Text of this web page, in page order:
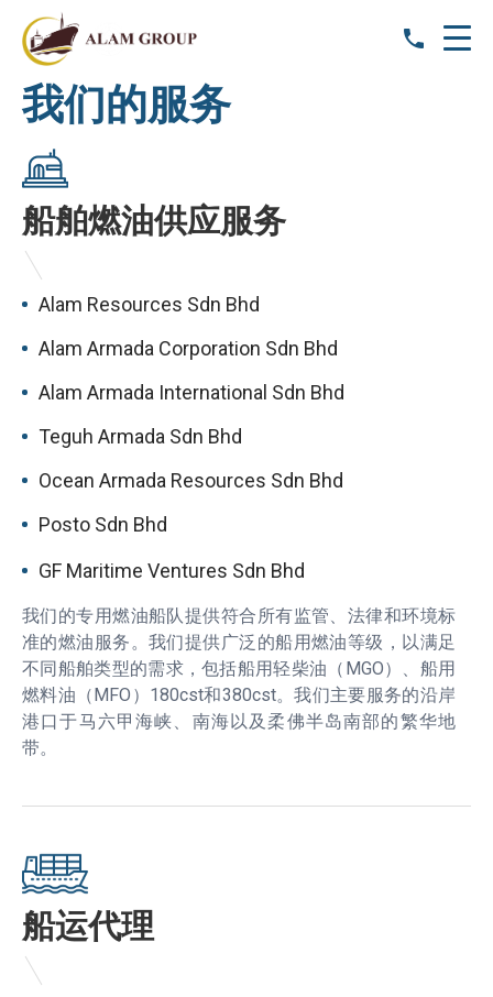
我们的服务
船舶燃油供应服务
Alam Resources Sdn Bhd
Alam Armada Corporation Sdn Bhd
Alam Armada International Sdn Bhd
Teguh Armada Sdn Bhd
Ocean Armada Resources Sdn Bhd
Posto Sdn Bhd
GF Maritime Ventures Sdn Bhd
我们的专用燃油船队提供符合所有监管、法律和环境标
准的燃油服务。我们提供广泛的船用燃油等级，以满足
不同船舶类型的需求，包括船用轻柴油（MGO）、船用
燃料油（MFO）180cst和380cst。我们主要服务的沿岸
港口于马六甲海峡、南海以及柔佛半岛南部的繁华地
带。
船运代理